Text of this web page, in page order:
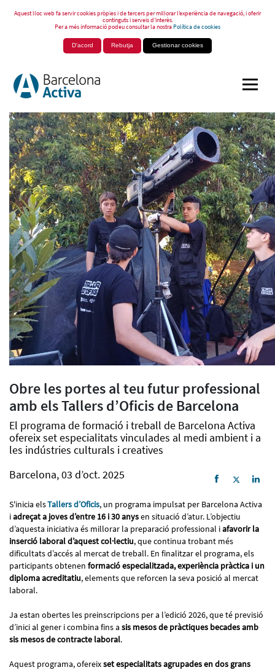
Aquest lloc web fa servir cookies pròpies i de tercers per millorar l’experiència de navegació, i oferir
continguts i serveis d’interès.
Per a més informació podeu consultar la nostraPolítica de cookies
D'acord Rebutja Gestionar cookies
Obre les portes al teu futur professional
amb els Tallers d’Oficis de Barcelona
El programa de formació i treball de Barcelona Activa
ofereix set especialitats vinculades al medi ambient i a
les indústries culturals i creatives
Barcelona, 03 d’oct. 2025
S'inicia elsTallers d’Oficis, un programa impulsat per Barcelona Activa
iadreçat a joves d’entre 16 i 30 anysen situació d’atur. L’objectiu
d’aquesta iniciativa és millorar la preparació professional iafavorir la
inserció laboral d’aquest col·lectiu, que continua trobant més
dificultats d’accés al mercat de treball. En finalitzar el programa, els
participants obtenen formació especialitzada, experiència pràctica i un
diploma acreditatiu, elements que reforcen la seva posició al mercat
laboral.
Ja estan obertes les preinscripcions per a l’edició 2026, que té previsió
d’inici al gener i combina fins a sis mesos de pràctiques becades amb
sis mesos de contracte laboral.
Aquest programa, ofereixset especialitats agrupades en dos grans